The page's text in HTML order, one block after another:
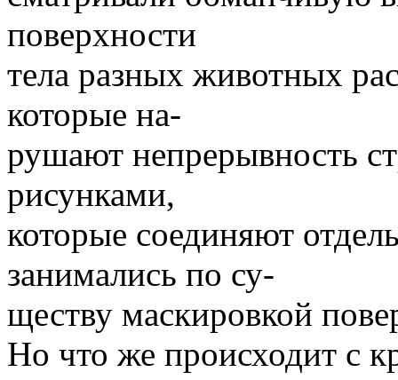
поверхности
тела разных животных
которые на-
рушают непрерывность
рисунками,
которые соединяют
занимались по су-
ществу маскировкой
Но что же происходит с